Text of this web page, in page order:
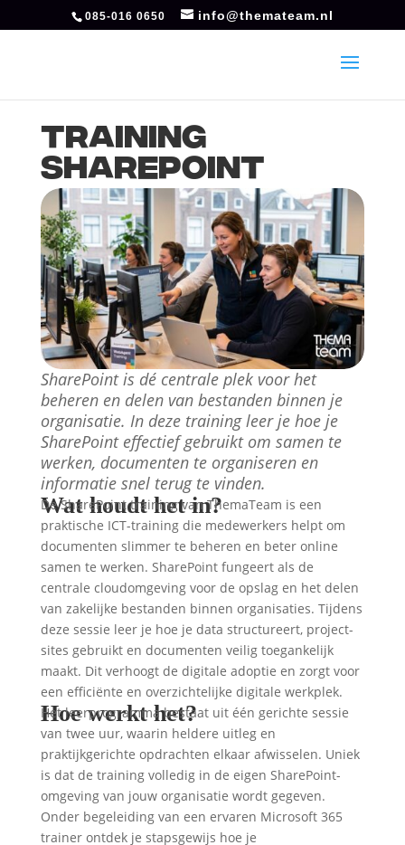
085-016 0650 info@themateam.nl
Training
SharePoint
SharePoint is dé centrale plek voor het
beheren en delen van bestanden binnen je
organisatie. In deze training leer je hoe je
SharePoint effectief gebruikt om samen te
werken, documenten te organiseren en
informatie snel terug te vinden.
Wat houdt het in?
De SharePoint training van ThemaTeam is een
praktische ICT-training die medewerkers helpt om
documenten slimmer te beheren en beter online
samen te werken. SharePoint fungeert als de
centrale cloudomgeving voor de opslag en het delen
van zakelijke bestanden binnen organisaties. Tijdens
deze sessie leer je hoe je data structureert, project-
sites gebruikt en documenten veilig toegankelijk
maakt. Dit verhoogt de digitale adoptie en zorgt voor
een efficiënte en overzichtelijke digitale werkplek.
Hoe werkt het?
Het leerprogramma bestaat uit één gerichte sessie
van twee uur, waarin heldere uitleg en
praktijkgerichte opdrachten elkaar afwisselen. Uniek
is dat de training volledig in de eigen SharePoint-
omgeving van jouw organisatie wordt gegeven.
Onder begeleiding van een ervaren Microsoft 365
trainer ontdek je stapsgewijs hoe je